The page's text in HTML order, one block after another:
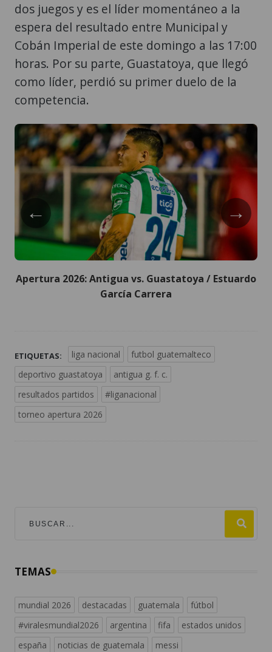
dos juegos y es el líder momentáneo a la
espera del resultado entre Municipal y
Cobán Imperial de este domingo a las 17:00
horas. Por su parte, Guastatoya, que llegó
como líder, perdió su primer duelo de la
competencia.
←
Apertura 2026: Antigua vs. Guastatoya / Estuardo
García Carrera
→
ETIQUETAS: liga nacional
futbol guatemalteco
deportivo guastatoya
antigua g. f. c.
resultados partidos
#liganacional
torneo apertura 2026
TEMAS
mundial 2026 destacadas guatemala
fútbol
#viralesmundial2026
argentina fifa
estados unidos
españa
noticias de guatemala messi